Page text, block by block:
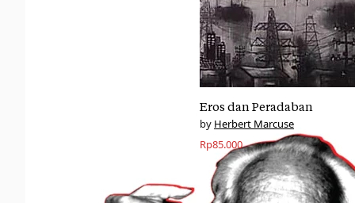
Eros dan Peradaban
Herbert Marcuse
Rp85.000